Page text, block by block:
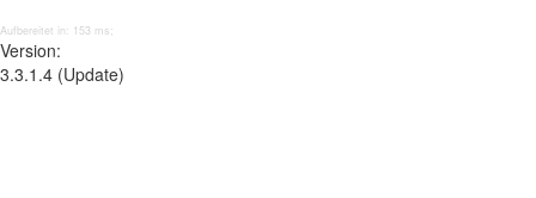
Aufbereitet in: 153 ms;
Version:
3.3.1.4 (Update)